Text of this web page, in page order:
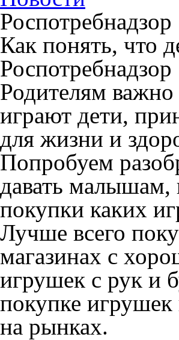
Роспотребнадзор
Как понять, что
Роспотребнадзор
Родителям
играют дети,
для жизни и
Попробуем
давать малышам,
покупки каких
Лучше всего
магазинах с
игрушек с рук и
покупке
на рынках.